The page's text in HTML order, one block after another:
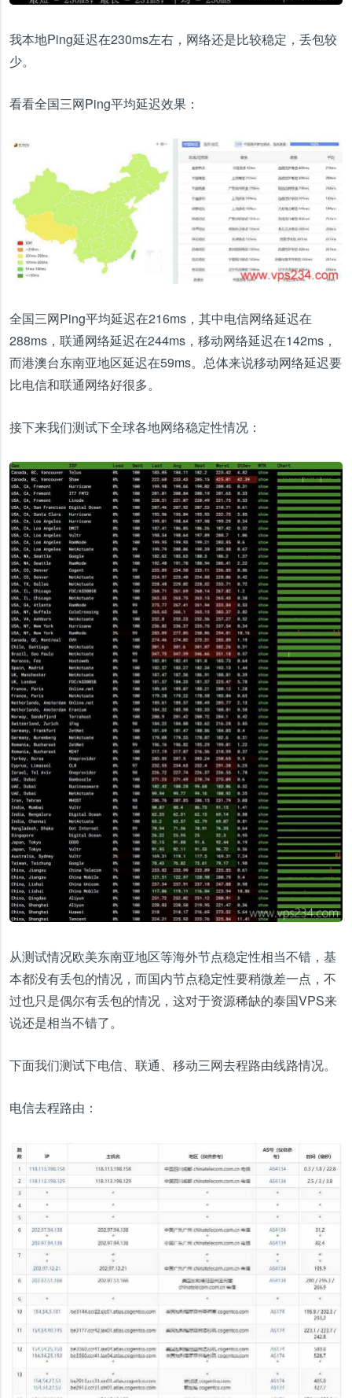
我本地Ping延迟在230ms左右，网络还是比较稳定，丢包较
少。
看看全国三网Ping平均延迟效果：
全国三网Ping平均延迟在216ms，其中电信网络延迟在
288ms，联通网络延迟在244ms，移动网络延迟在142ms，
而港澳台东南亚地区延迟在59ms。总体来说移动网络延迟要
比电信和联通网络好很多。
接下来我们测试下全球各地网络稳定性情况：
从测试情况欧美东南亚地区等海外节点稳定性相当不错，基
本都没有丢包的情况，而国内节点稳定性要稍微差一点，不
过也只是偶尔有丢包的情况，这对于资源稀缺的泰国VPS来
说还是相当不错了。
下面我们测试下电信、联通、移动三网去程路由线路情况。
电信去程路由：